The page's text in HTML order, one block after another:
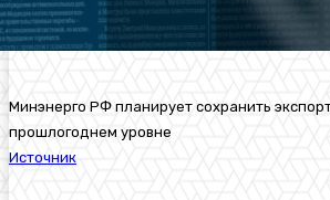
Минэнерго РФ планирует сохранить
прошлогоднем уровне
Источник